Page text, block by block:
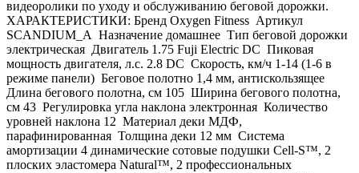
видеоролики по уходу и обслуживанию беговой дорожки.
ХАРАКТЕРИСТИКИ: Бренд Oxygen Fitness Артикул
SCANDIUM_A Назначение домашнее Тип беговой дорожки
электрическая Двигатель 1.75 Fuji Electric DC Пиковая
мощность двигателя, л.с. 2.8 DC Скорость, км/ч 1-14 (1-6 в
режиме панели) Беговое полотно 1,4 мм, антискользящее
Длина бегового полотна, см 105 Ширина бегового полотна,
см 43 Регулировка угла наклона электронная Количество
уровней наклона 12 Материал деки МДФ,
парафинированная Толщина деки 12 мм Система
амортизации 4 динамические сотовые подушки Cell-S™, 2
плоских эластомера Natural™, 2 профессиональных